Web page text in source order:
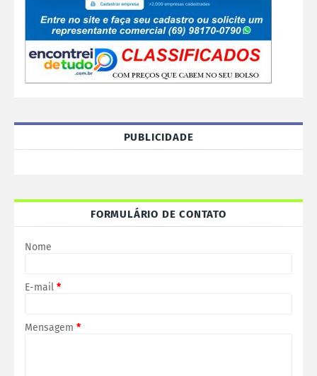
PUBLICIDADE
FORMULÁRIO DE CONTATO
Nome
E-mail *
Mensagem *